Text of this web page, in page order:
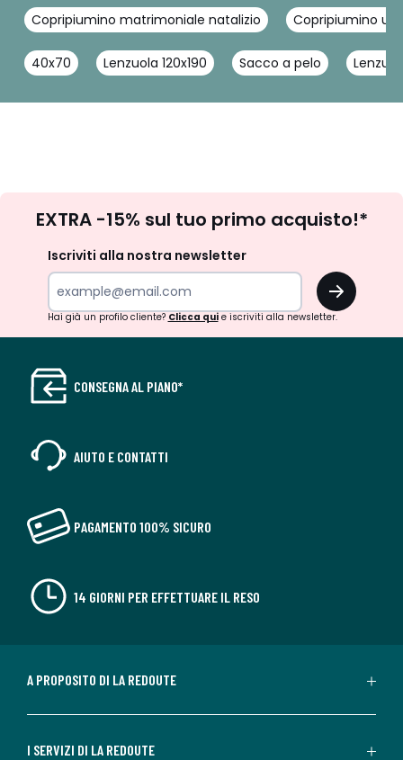
Copripiumino matrimoniale natalizio Copripiumino
40x70 Lenzuola 120x190 Sacco a pelo
newsletter
EXTRA -15% sul tuo primo acquisto!*
Iscriviti alla nostra newsletter
OK
Hai già un profilo cliente? Clicca quie iscriviti alla newsletter.
CONSEGNA AL PIANO*
AIUTO E CONTATTI
PAGAMENTO 100% SICURO
14 GIORNI PER EFFETTUARE IL RESO
A PROPOSITO DI LA REDOUTE
I SERVIZI DI LA REDOUTE